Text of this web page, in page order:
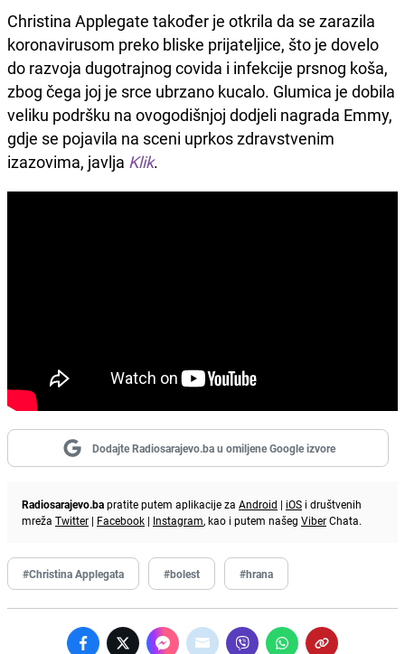
Christina Applegate također je otkrila da se zarazila
koronavirusom preko bliske prijateljice, što je dovelo
do razvoja dugotrajnog covida i infekcije prsnog koša,
zbog čega joj je srce ubrzano kucalo. Glumica je dobila
veliku podršku na ovogodišnjoj dodjeli nagrada Emmy,
gdje se pojavila na sceni uprkos zdravstvenim
izazovima, javlja Klik.
Dodajte Radiosarajevo.ba u omiljene Google izvore
Radiosarajevo.bapratite putem aplikacije za Android | iOS i društvenih
mreža Twitter | Facebook | Instagram, kao i putem našeg ViberChata.
#Christina Applegata #bolest #hrana